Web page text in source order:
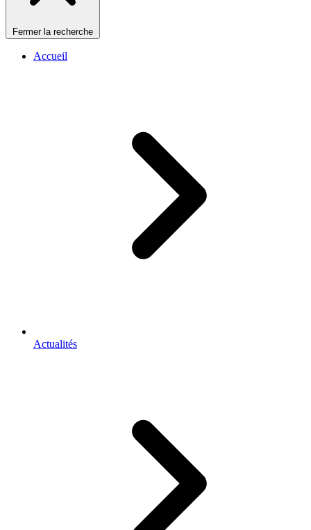
Fermer la recherche
Accueil
Actualités